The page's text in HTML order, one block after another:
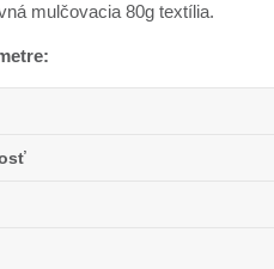
mulčovacia 80g textília.